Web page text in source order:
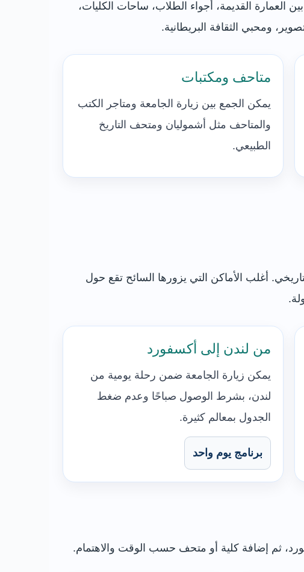
العمارة القديمة، أجواء الطلاب، ساحات الكليات،
ومحبي الثقافة البريطانية.
متاحف ومكتبات
يمكن الجمع بين زيارة الجامعة ومتاجر الكتب
والمتاحف مثل أشموليان ومتحف التاريخ
الطبيعي.
أغلب الأماكن التي يزورها السائح تقع حول
من لندن إلى أكسفورد
يمكن زيارة الجامعة ضمن رحلة يومية من
لندن، بشرط الوصول صباحًا وعدم ضغط
الجدول بمعالم كثيرة.
برنامج يوم واحد
ثم إضافة كلية أو متحف حسب الوقت والاهتمام.